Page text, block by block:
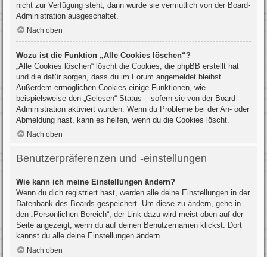
nicht zur Verfügung steht, dann wurde sie vermutlich von der Board-
Administration ausgeschaltet.
Nach oben
Wozu ist die Funktion „Alle Cookies löschen“?
„Alle Cookies löschen“ löscht die Cookies, die phpBB erstellt hat
und die dafür sorgen, dass du im Forum angemeldet bleibst.
Außerdem ermöglichen Cookies einige Funktionen, wie
beispielsweise den „Gelesen“-Status – sofern sie von der Board-
Administration aktiviert wurden. Wenn du Probleme bei der An- oder
Abmeldung hast, kann es helfen, wenn du die Cookies löscht.
Nach oben
Benutzerpräferenzen und -einstellungen
Wie kann ich meine Einstellungen ändern?
Wenn du dich registriert hast, werden alle deine Einstellungen in der
Datenbank des Boards gespeichert. Um diese zu ändern, gehe in
den „Persönlichen Bereich“; der Link dazu wird meist oben auf der
Seite angezeigt, wenn du auf deinen Benutzernamen klickst. Dort
kannst du alle deine Einstellungen ändern.
Nach oben